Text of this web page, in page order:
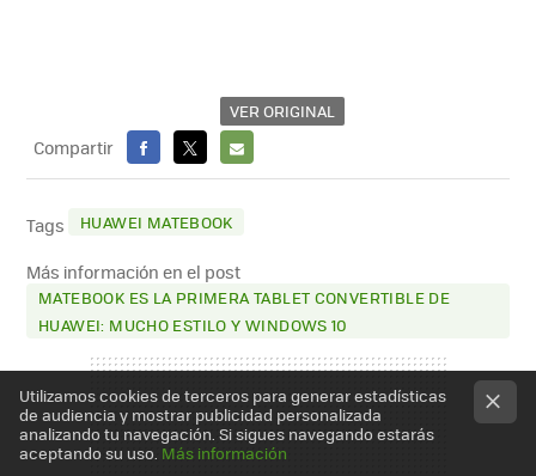
VER ORIGINAL
Compartir
FACEBOOK
X
E-
MAIL
Tags HUAWEI MATEBOOK
Más información en el post
MATEBOOK ES LA PRIMERA TABLET CONVERTIBLE DE
HUAWEI: MUCHO ESTILO Y WINDOWS 10
Utilizamos cookies de terceros para generar estadísticas
de audiencia y mostrar publicidad personalizada
analizando tu navegación. Si sigues navegando estarás
aceptando su uso. Más información